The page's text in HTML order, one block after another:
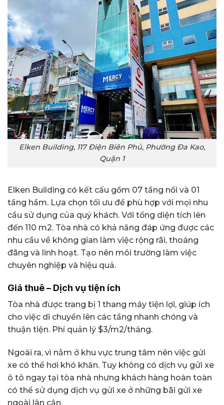
Elken Building, 117 Điện Biên Phủ, Phường Đa Kao,
Quận 1
Elken Building có kết cấu gồm 07 tầng nổi và 01
tầng hầm. Lựa chọn tối ưu để phù hợp với mọi nhu
cầu sử dụng của quý khách. Với tổng diện tích lên
đến 110 m2. Tòa nhà có khả năng đáp ứng được các
nhu cầu về không gian làm việc rộng rãi, thoáng
đãng và linh hoạt. Tạo nên môi trường làm việc
chuyên nghiệp và hiệu quả.
Giá thuê – Dịch vụ tiện ích
Tòa nhà được trang bị 1 thang máy tiện lợi, giúp ích
cho việc di chuyển lên các tầng nhanh chóng và
thuận tiện. Phí quản lý $3/m2/tháng.
Ngoài ra, vì nằm ở khu vực trung tâm nên việc gửi
xe có thể hơi khó khăn. Tuy không có dịch vụ gửi xe
ô tô ngay tại tòa nhà nhưng khách hàng hoàn toàn
có thể sử dụng dịch vụ gửi xe ở những bãi gửi xe
ngoài lân cận.